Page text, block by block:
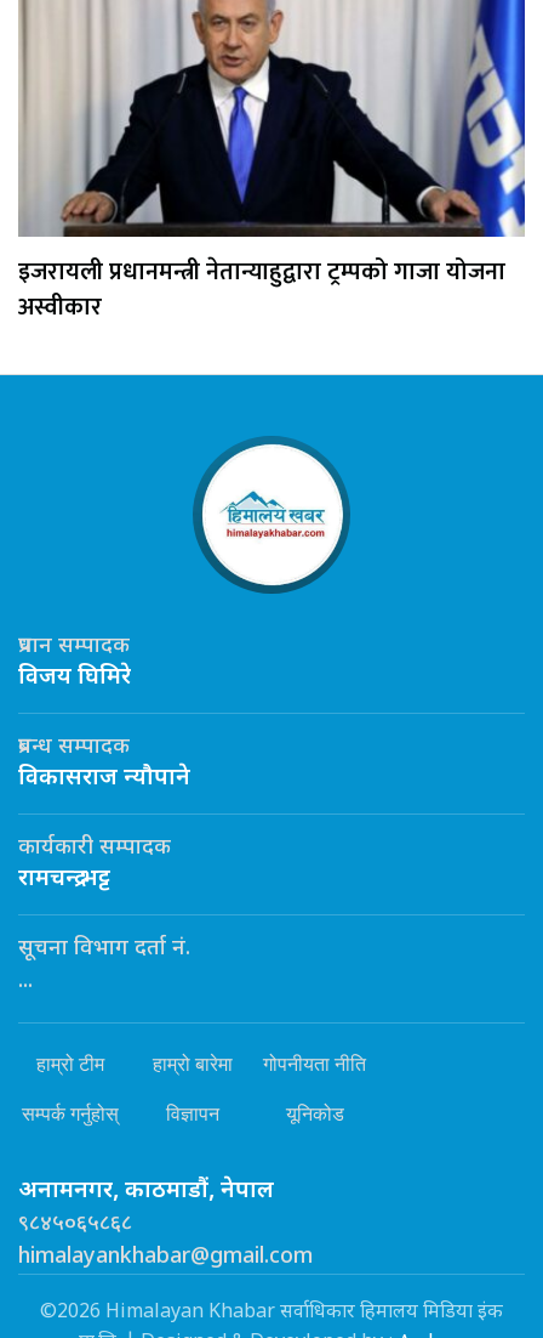
इजरायली प्रधानमन्त्री नेतान्याहुद्वारा ट्रम्पको गाजा योजना
अस्वीकार
प्रधान सम्पादक
विजय घिमिरे
प्रबन्ध सम्पादक
विकासराज न्यौपाने
कार्यकारी सम्पादक
रामचन्द्र भट्ट
सूचना विभाग दर्ता नं.
...
हाम्रो टीम हाम्रो बारेमा गोपनीयता नीति
सम्पर्क गर्नुहोस् विज्ञापन यूनिकोड
अनामनगर, काठमाडौं, नेपाल
९८४५०६५८६८
himalayankhabar@gmail.com
©2026 Himalayan Khabar सर्वाधिकार हिमालय मिडिया इंक